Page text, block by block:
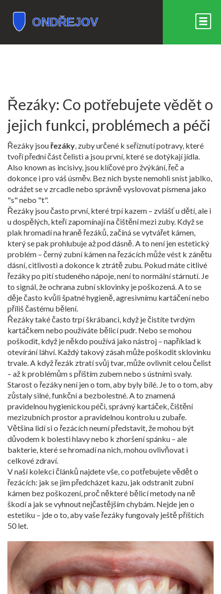
Řezáky: Co potřebujete vědět o
jejich funkci, problémech a péči
Řezáky jsouřezáky, zuby určené k seříznutí potravy, které
tvoří přední část čelisti a jsou první, které se dotýkají jídla.
Also known as incisivy, jsou klíčové pro žvýkání, řeč a
dokonce i pro váš úsměv. Bez nich byste nemohli sníst jablko,
odrážet se v zrcadle nebo správně vyslovovat písmena jako
"s" nebo "t".
Řezáky jsou často první, které trpí kazem – zvlášť u dětí, ale i
u dospělých, kteří zapomínají na čištění mezi zuby. Když se
plak hromadí na hraně řezáků, začíná se vytvářet kámen,
který se pak prohlubuje až pod dásně. A to není jen estetický
problém – černý zubní kámen na řezácích může vést k zánětu
dásní, citlivosti a dokonce k ztrátě zubu. Pokud máte citlivé
řezáky po pití studeného nápoje, není to normální stárnutí. Je
to signál, že ochrana zubní sklovinky je poškozená. A to se
děje často kvůli špatné hygieně, agresivnímu kartáčení nebo
příliš častému bělení.
Řezáky také často trpí škrábanci, když je čistíte tvrdým
kartáčkem nebo používáte bělicí pudr. Nebo se mohou
poškodit, když je někdo používá jako nástroj – například k
otevírání láhví. Každý takový zásah může poškodit sklovinku
trvale. A když řezák ztratí svůj tvar, může ovlivnit celou čelist
– až k problémům s příštím zubem nebo s ústními svaly.
Starost o řezáky není jen o tom, aby byly bílé. Je to o tom, aby
zůstaly silné, funkční a bezbolestné. A to znamená
pravidelnou hygienickou péči, správný kartáček, čištění
mezizubních prostor a pravidelnou kontrolu u zubaře.
Většina lidí si o řezácích neumí představit, že mohou být
důvodem k bolesti hlavy nebo k zhoršení spánku – ale
bakterie, které se hromadí na nich, mohou ovlivňovat i
celkové zdraví.
V naší kolekci článků najdete vše, co potřebujete vědět o
řezácích: jak se jim předcházet kazu, jak odstranit zubní
kámen bez poškození, proč některé bělicí metody na ně
škodí a jak se vyhnout nejčastějším chybám. Nejde jen o
estetiku – jde o to, aby vaše řezáky fungovaly ještě příštích
50 let.